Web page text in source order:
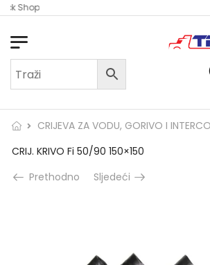
Shop
CRIJEVA ZA VODU, GORIVO I
CRIJ. KRIVO Fi 50/90 150×150
Prethodno
Sljedeći